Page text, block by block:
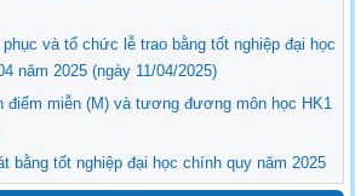
và tổ chức lễ trao bằng tốt nghiệp đại học
năm 2025 (ngày 11/04/2025)
điểm miễn (M) và tương đương môn học HK1
bằng tốt nghiệp đại học chính quy năm 2025